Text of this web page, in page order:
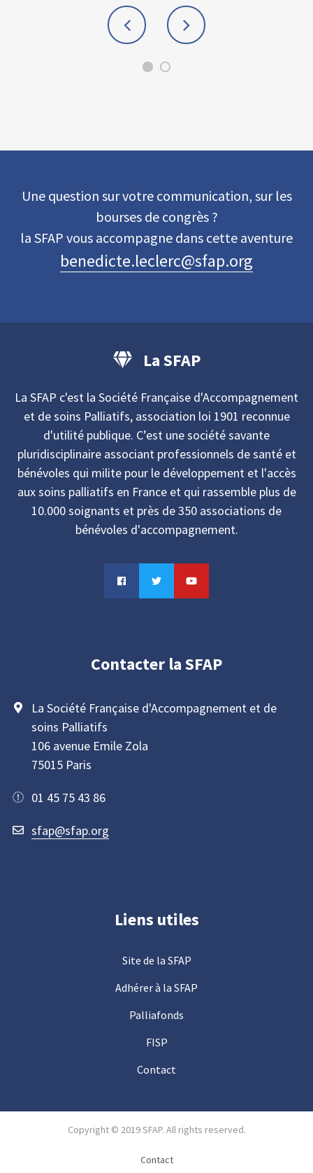
Une question sur votre communication, sur les
bourses de congrès ?
la SFAP vous accompagne dans cette aventure
benedicte.leclerc@sfap.org
La SFAP
La SFAP c'est la Société Française d'Accompagnement
et de soins Palliatifs, association loi 1901 reconnue
d'utilité publique. C’est une société savante
pluridisciplinaire associant professionnels de santé et
bénévoles qui milite pour le développement et l'accès
aux soins palliatifs en France et qui rassemble plus de
10.000 soignants et près de 350 associations de
bénévoles d'accompagnement.
Contacter la SFAP
La Société Française d'Accompagnement et de
soins Palliatifs
106 avenue Emile Zola
75015 Paris
01 45 75 43 86
sfap@sfap.org
Liens utiles
Site de la SFAP
Adhérer à la SFAP
Palliafonds
FISP
Contact
Copyright © 2019 SFAP. All rights reserved.
Contact